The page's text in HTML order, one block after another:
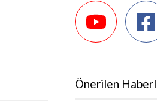
Önerilen